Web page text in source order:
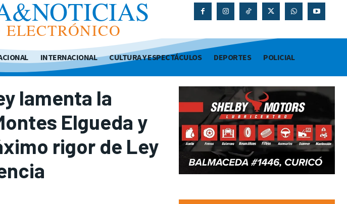
INTERNACIONAL CULTURA Y ESPECTÁCULOS DEPORTES POLICIAL
lamenta la
Elgueda y
rigor de Ley